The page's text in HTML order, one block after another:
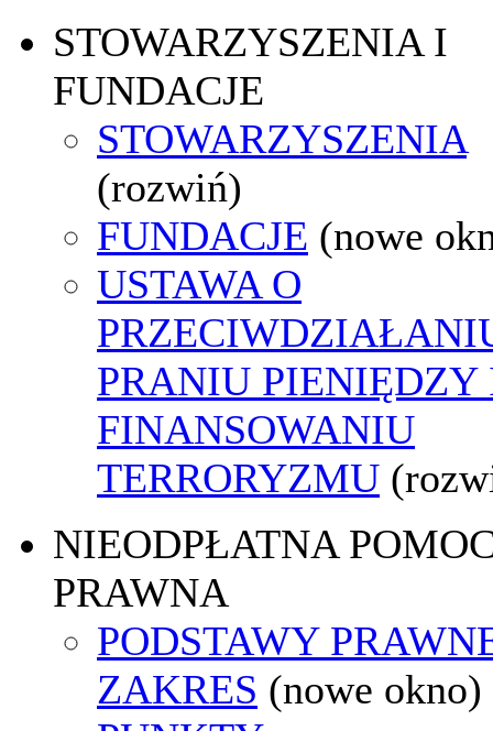
STOWARZYSZENIA I
FUNDACJE
STOWARZYSZENIA
(rozwiń)
FUNDACJE (nowe
USTAWA O
PRANIU PIENIĘDZY
FINANSOWANIU
TERRORYZMU
NIEODPŁATNA
PRAWNA
PODSTAWY
ZAKRES (nowe okno)